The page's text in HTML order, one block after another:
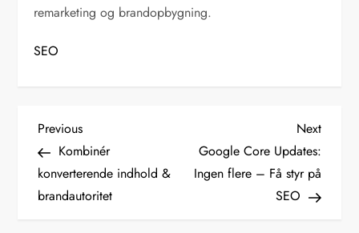
remarketing og brandopbygning.
SEO
I
n
d
Previous
Post
Previous
Kombinér
konverterende indhold &
brandautoritet
Next
Post
Next
Google Core Updates:
Ingen flere – Få styr på
SEO